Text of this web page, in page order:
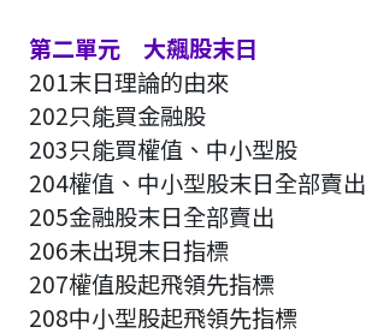
第二單元 大飆股末日
201末日理論的由來
202只能買金融股
203只能買權值、中小型股
204權值、中小型股末日全部賣出
205金融股末日全部賣出
206未出現末日指標
207權值股起飛領先指標
208中小型股起飛領先指標